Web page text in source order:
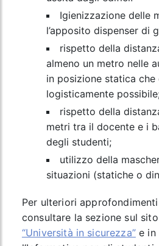
Igienizzazione delle
l’apposito dispenser di
rispetto della
almeno un metro nelle
in posizione statica che
logisticamente
rispetto della
metri tra il docente e i
degli studenti;
utilizzo della
situazioni (statiche o
Per ulteriori
consultare la sezione sul
“Università in sicurezza”e in